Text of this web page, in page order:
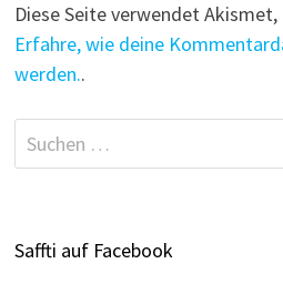
Diese Seite verwendet
Erfahre, wie deine
werden..
Suchen
nach:
Saffti auf Facebook